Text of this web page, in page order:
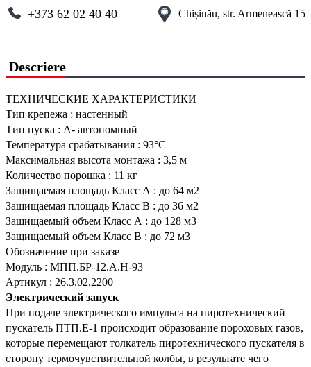
+373 62 02 40 40 Chișinău, str. Armenească 15
Descriere
ТЕХНИЧЕСКИЕ ХАРАКТЕРИСТИКИ
Тип крепежа : настенный
Тип пуска : А- автономный
Температура срабатывания : 93°С
Максимальная высота монтажа : 3,5 м
Количество порошка : 11 кг
Защищаемая площадь Класс А : до 64 м2
Защищаемая площадь Класс В : до 36 м2
Защищаемый объем Класс А : до 128 м3
Защищаемый объем Класс В : до 72 м3
Обозначение при заказе
Модуль : МПП.БР-12.А.Н-93
Артикул : 26.3.02.2200
Электрический запуск
При подаче электрического импульса на пиротехнический
пускатель ПТП.Е-1 происходит образование пороховых газов,
которые перемещают толкатель пиротехнического пускателя в
сторону термочувствительной колбы, в результате чего